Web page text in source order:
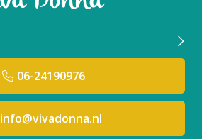
06-24190976
info@vivadonna.nl